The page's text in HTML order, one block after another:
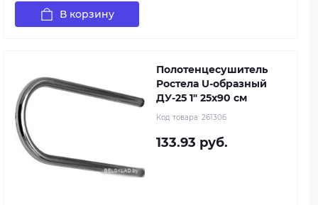
В корзину
Полотенцесушитель
Ростела U-образный
ДУ-25 1" 25x90 см
Код товара: 261306
133.93 руб.